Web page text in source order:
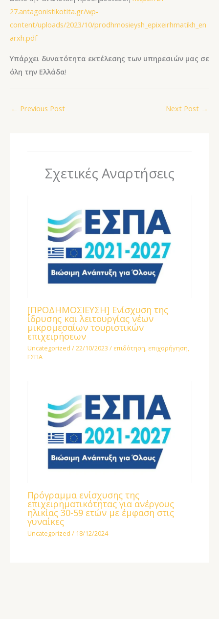
27.antagonistikotita.gr/wp-
content/uploads/2023/10/prodhmosieysh_epixeirhmatikh_en
arxh.pdf
Υπάρχει δυνατότητα εκτέλεσης των υπηρεσιών μας σε
όλη την Ελλάδα!
← Previous Post Next Post →
Σχετικές Αναρτήσεις
[ΠΡΟΔΗΜΟΣΙΕΥΣΗ] Ενίσχυση της
ίδρυσης και λειτουργίας νέων
μικρομεσαίων τουριστικών
επιχειρήσεων
Uncategorized /22/10/2023/ επιδότηση, επιχορήγηση,
ΕΣΠΑ
Πρόγραμμα ενίσχυσης της
επιχειρηματικότητας για ανέργους
ηλικίας 30-59 ετών με έμφαση στις
γυναίκες
Uncategorized / 18/12/2024